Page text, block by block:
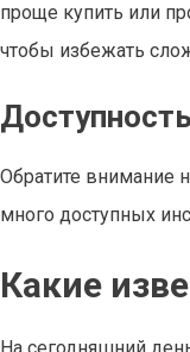
проще купить или
чтобы избежать
Обратите внимание
много доступных
Какие